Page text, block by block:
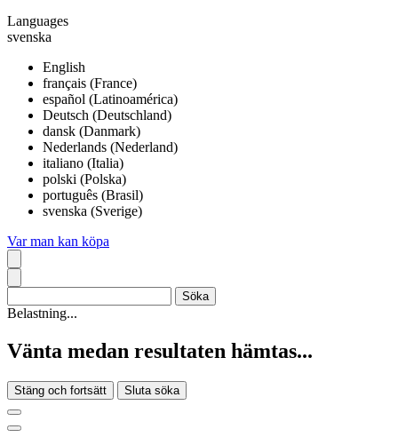
Languages
svenska
English
français (France)
español (Latinoamérica)
Deutsch (Deutschland)
dansk (Danmark)
Nederlands (Nederland)
italiano (Italia)
polski (Polska)
português (Brasil)
svenska (Sverige)
Var man kan köpa
Belastning...
Vänta medan resultaten hämtas...
Stäng och fortsätt Sluta söka